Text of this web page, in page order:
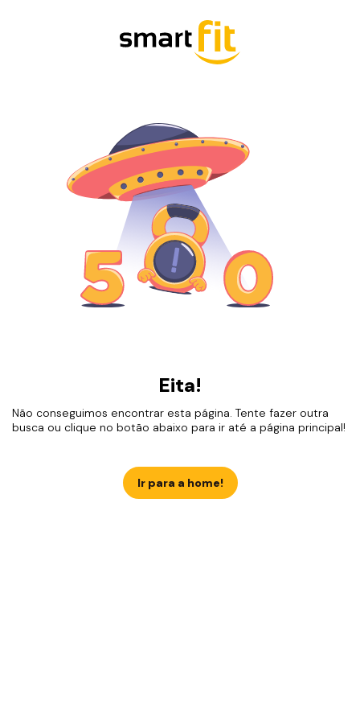
Eita!
Não conseguimos encontrar esta página. Tente fazer outra
busca ou clique no botão abaixo para ir até a página principal!
Ir para a home!